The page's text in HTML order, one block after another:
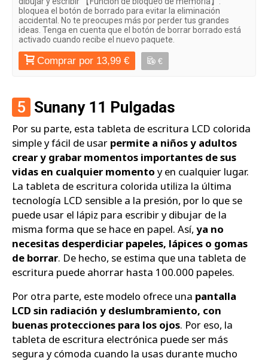
bloquea el botón de borrado para evitar la eliminación
accidental. No te preocupes más por perder tus grandes
ideas. Tenga en cuenta que el botón de borrar borrado está
activado cuando recibe el nuevo paquete.
Comprar por 13,99 € €
5 Sunany 11 Pulgadas
Por su parte, esta tableta de escritura LCD colorida
simple y fácil de usar permite a niños y adultos
crear y grabar momentos importantes de sus
vidas en cualquier momento y en cualquier lugar.
La tableta de escritura colorida utiliza la última
tecnología LCD sensible a la presión, por lo que se
puede usar el lápiz para escribir y dibujar de la
misma forma que se hace en papel. Así, ya no
necesitas desperdiciar papeles, lápices o gomas
de borrar. De hecho, se estima que una tableta de
escritura puede ahorrar hasta 100.000 papeles.
Por otra parte, este modelo ofrece una pantalla
LCD sin radiación y deslumbramiento, con
buenas protecciones para los ojos. Por eso, la
tableta de escritura electrónica puede ser más
segura y cómoda cuando la usas durante mucho